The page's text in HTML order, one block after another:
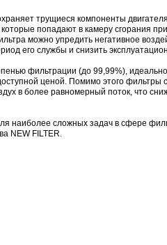
трущиеся компоненты
которые попадают в камеру сгорания
можно упредить негативное
его службы и снизить
фильтрации (до 99,99%),
ценой. Помимо этого фильтры
в более равномерный поток, что
наиболее сложных задач в сфере
NEW FILTER.